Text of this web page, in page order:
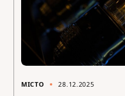
МІСТО 28.12.2025